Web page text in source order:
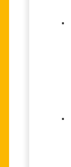
schott